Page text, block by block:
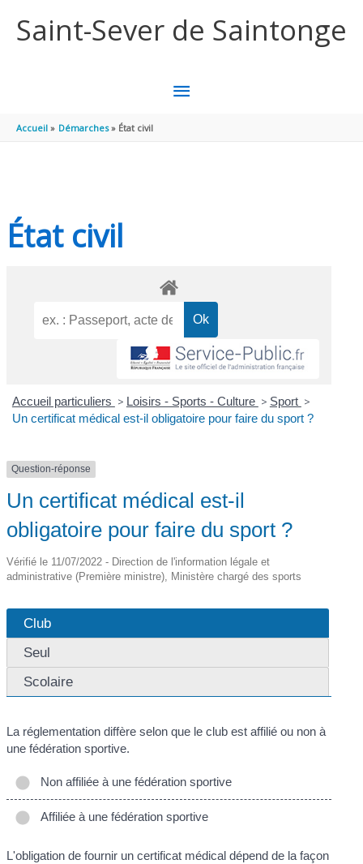
Saint-Sever de Saintonge
MENU
Accueil Démarches État civil
État civil
Accueil particuliers > Loisirs - Sports - Culture > Sport >
Un certificat médical est-il obligatoire pour faire du sport ?
Question-réponse
Un certificat médical est-il
obligatoire pour faire du sport ?
Vérifié le 11/07/2022 - Direction de l'information légale et
administrative (Première ministre), Ministère chargé des sports
Club
Seul
Scolaire
La réglementation diffère selon que le club est affilié ou non à
une fédération sportive.
Non affiliée à une fédération sportive
Affiliée à une fédération sportive
L'obligation de fournir un certificat médical dépend de la façon